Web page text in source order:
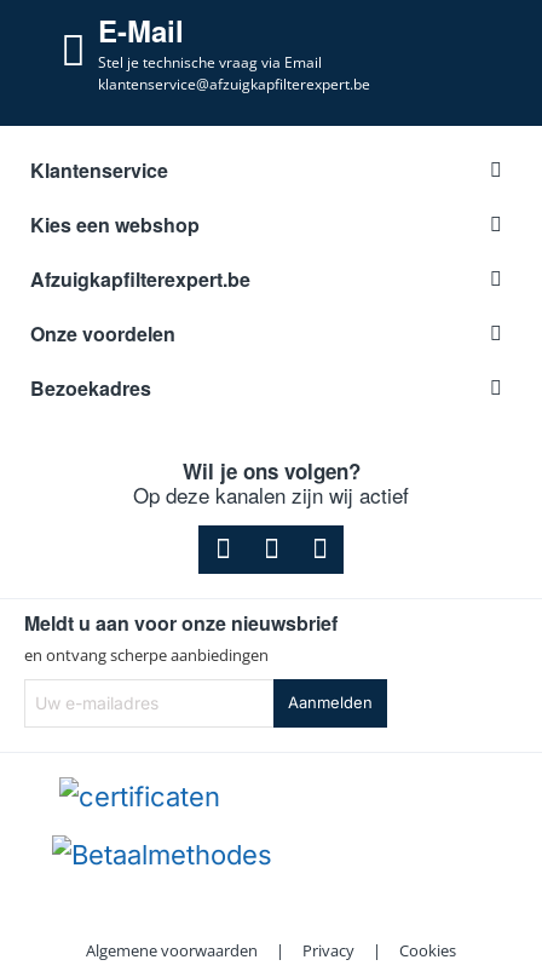
E-Mail
Stel je technische vraag via Email
klantenservice@afzuigkapfilterexpert.be
Klantenservice
Kies een webshop
Afzuigkapfilterexpert.be
Onze voordelen
Bezoekadres
Wil je ons volgen?
Op deze kanalen zijn wij actief
Meldt u aan voor onze nieuwsbrief
en ontvang scherpe aanbiedingen
e-
mailadres
Aanmelden
Algemene voorwaarden | Privacy | Cookies